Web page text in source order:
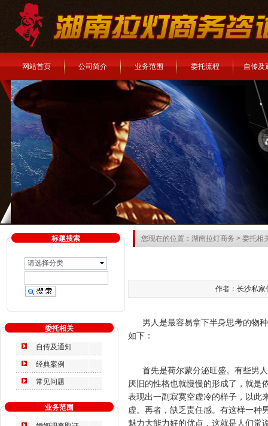
网站首页 公司简介 业务范围 委托流程 自传及
标题搜索
请选择分类
委托相关
自传及通知
经典案例
常见问题
您现在的位置： 湖南拉灯商务 > 委托相
业务范围
作者：长沙私
男人是最容易拿下半身思考的物种
如下：
首先是荷尔蒙分泌旺盛。有些男人
厌旧的性格也就慢慢的形成了，就是
表现出一副寂寞空虚冷的样子，以此
虚。再者，缺乏责任感。有这样一种
魅力大能力好的优点，这就是人们常